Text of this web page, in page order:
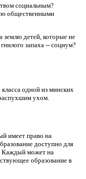
социальным?
общественными
землю детей, которые не
запаха -- социум?
одной из минских
ухом.
имеет право на
доступно для
Каждый может на
образование в